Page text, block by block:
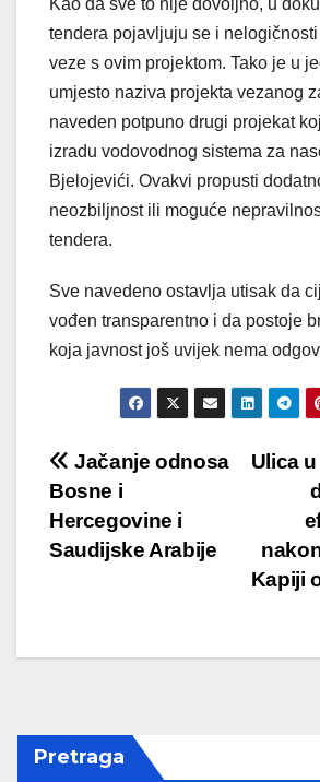
Kao da sve to nije dovoljno, u
tendera pojavljuju se i
veze s ovim projektom. Tako je u
umjesto naziva projekta vezanog
naveden potpuno drugi projekat
izradu vodovodnog sistema za
Bjelojevići. Ovakvi propusti
neozbiljnost ili moguće
tendera.
Sve navedeno ostavlja utisak da
vođen transparentno i da postoje
koja javnost još uvijek nema
Post
navigation
Ulica
Kapiji
Jačanje odnosa
Bosne i
Hercegovine i
Saudijske Arabije
Pretraga